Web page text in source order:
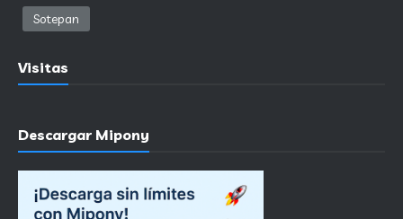
Sotepan
Visitas
Descargar Mipony